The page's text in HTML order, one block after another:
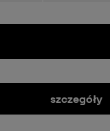
szczegóły